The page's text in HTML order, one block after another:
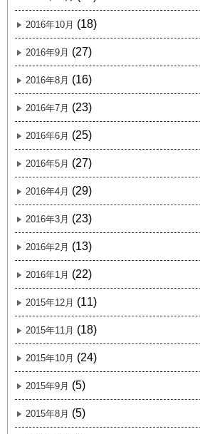
2016年10月 (18)
2016年9月 (27)
2016年8月 (16)
2016年7月 (23)
2016年6月 (25)
2016年5月 (27)
2016年4月 (29)
2016年3月 (23)
2016年2月 (13)
2016年1月 (22)
2015年12月 (11)
2015年11月 (18)
2015年10月 (24)
2015年9月 (5)
2015年8月 (5)